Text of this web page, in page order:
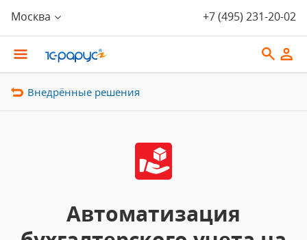
Москва +7 (495) 231-20-02
Внедрённые решения
Автоматизация